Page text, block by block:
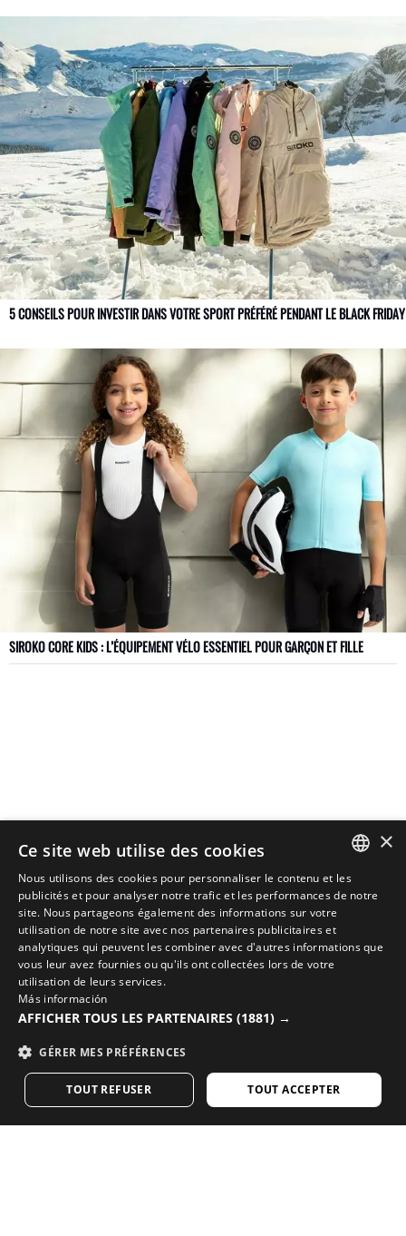
COMPLÉTEZ VOTRE LOOK AVEC LES MEILLEURS
ÉQUIPEMENTS DE CYCLISME
Découvrez les nouveautés cyclisme sur la boutique
VISITEZ NOTRE BOUTIQUE
5 CONSEILS POUR INVESTIR DANS VOTRE SPORT PRÉFÉRÉ PENDANT LE BLACK FRIDAY
SIROKO CORE KIDS : L’ÉQUIPEMENT VÉLO ESSENTIEL POUR GARÇON ET FILLE
SPANISH
ENGLISH
GREEK
×
Ce site web utilise des cookies
Nous utilisons des cookies pour personnaliser le contenu et les
publicités et pour analyser notre trafic et les performances de notre
site. Nous partageons également des informations sur votre
utilisation de notre site avec nos partenaires publicitaires et
analytiques qui peuvent les combiner avec d'autres informations que
vous leur avez fournies ou qu'ils ont collectées lors de votre
utilisation de leurs services.
Más información
AFFICHER TOUS LES PARTENAIRES (1881) →
GÉRER MES PRÉFÉRENCES
TOUT ACCEPTER
TOUT REFUSER